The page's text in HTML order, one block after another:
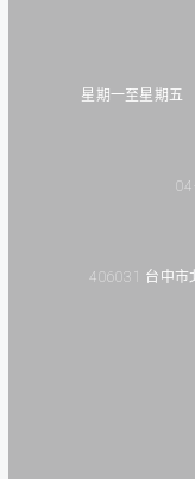
星期一至星期五
406031 台中市